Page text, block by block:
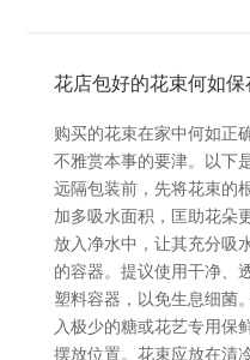
花店包好的花束何如保
购买的花束在家中何如正
不雅赏本事的要津。以下
远隔包装前，先将花束的
加多吸水面积，匡助花朵
放入净水中，让其充分吸
的容器。提议使用干净、
塑料容器，以免生息细菌
入极少的糖或花艺专用保
摆放位置。花束应放在清